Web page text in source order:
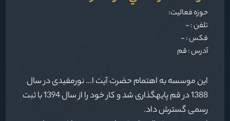
حوزه فعالیت:
تلفن : -
فکس : -
آدرس : قم
این موسسه به اهتمام حضرت آیت ا... نورمفیدی در سال
1388 در قم پایه‏گذاری شد و کار خود را از سال 1394 با ثبت
رسمی گسترش داد.